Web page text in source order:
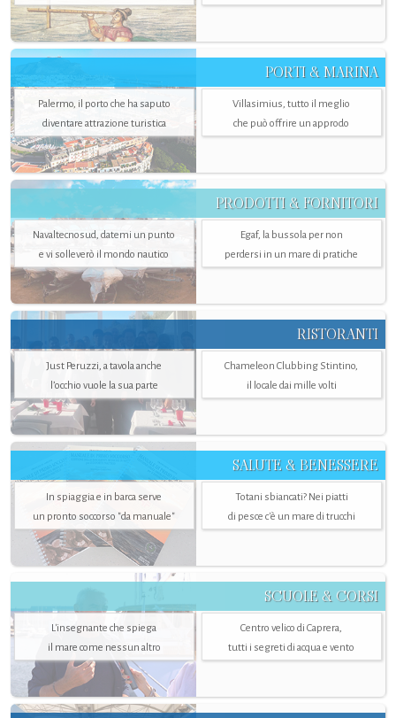
PORTI & MARINA
Palermo, il porto che ha saputo
diventare attrazione turistica
Villasimius, tutto il meglio
che può offrire un approdo
PRODOTTI & FORNITORI
Navaltecnosud, datemi un punto
e vi solleverò il mondo nautico
Egaf, la bussola per non
perdersi in un mare di pratiche
RISTORANTI
Just Peruzzi, a tavola anche
l’occhio vuole la sua parte
Chameleon Clubbing Stintino,
il locale dai mille volti
SALUTE & BENESSERE
In spiaggia e in barca serve
un pronto soccorso "da manuale"
Totani sbiancati? Nei piatti
di pesce c'è un mare di trucchi
SCUOLE & CORSI
L'insegnante che spiega
il mare come nessun altro
Centro velico di Caprera,
tutti i segreti di acqua e vento